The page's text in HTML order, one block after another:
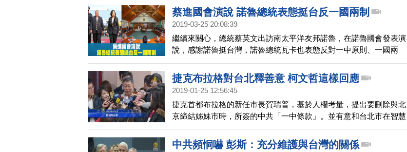
帽子是被全程打上了馬賽克，整段影片中，沒有出現一秒青天白日
旗。而在中共官媒央視的國際頻道──中國環球電視網CGTN，報導這
人」。郭台銘帽子上的中華民國國旗，也同樣全程被打黑，不准出現
中華民國。
蔡進國會演說 諾魯總統表態挺台反一國兩制
2019-03-25 20:08:39
繼續來關心，總統蔡英文出訪南太平洋友邦諾魯，在諾魯國會發表演
說，感謝諾魯挺台灣，諾魯總統瓦卡也表態反對一中原則、一國兩
制，以及中共對台的武力威脅，挺台不遺餘力！蔡總統隔海受訪時也
強調，台灣不只兩岸關係，還是印太地區的台灣。在印太戰略上，周
邊國家感受到台灣越來越重要，有事情會來找台灣。
捷克布拉格對台北釋善意 柯文哲這樣回應
2019-01-25 12:56:45
捷克首都布拉格的新任市長賀瑞普，基於人權考量，提出要刪除與北
京締結姊妹市時，所簽的中共「一中條款」。並有意和台北市在智慧
城市上合作。媒體詢問台北市長柯文哲，對賀瑞普釋出的友善訊息，
有什麼看法。
中共頻恫嚇 彭斯：充分維護與台灣的關係